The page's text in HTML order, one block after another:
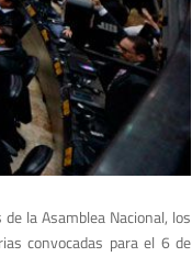
la Asamblea Nacional, los
convocadas para el 6 de